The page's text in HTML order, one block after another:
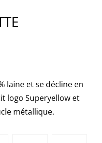
laine et se décline en
logo Superyellow et
métallique.